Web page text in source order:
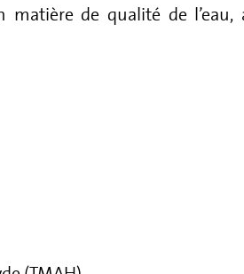
de qualité de l’eau,